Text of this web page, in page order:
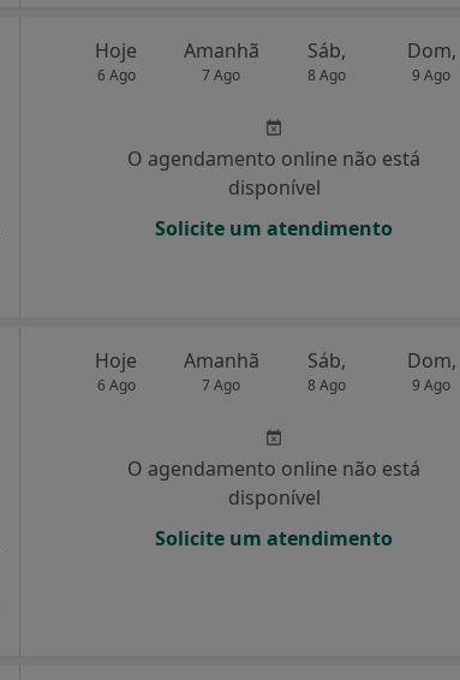
Hoje
6 Ago
Amanhã
7 Ago
Sáb,
8 Ago
Dom,
9 Ago
O agendamento online não está
disponível
Solicite um atendimento
Hoje
6 Ago
Amanhã
7 Ago
Sáb,
8 Ago
Dom,
9 Ago
O agendamento online não está
disponível
Solicite um atendimento